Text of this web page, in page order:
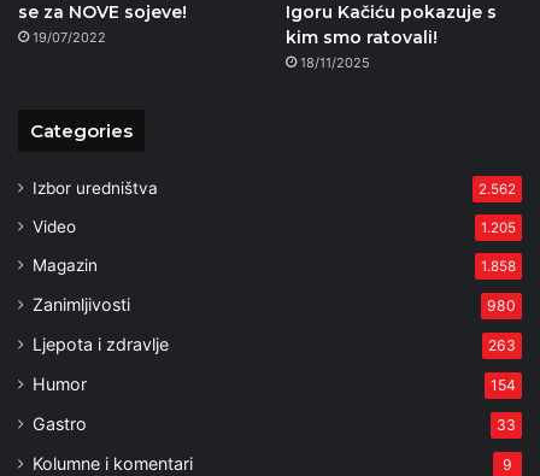
se za NOVE sojeve!
19/07/2022
Igoru Kačiću pokazuje s
kim smo ratovali!
18/11/2025
Categories
Izbor uredništva 2.562
Video 1.205
Magazin 1.858
Zanimljivosti 980
Ljepota i zdravlje 263
Humor 154
Gastro 33
Kolumne i komentari 9